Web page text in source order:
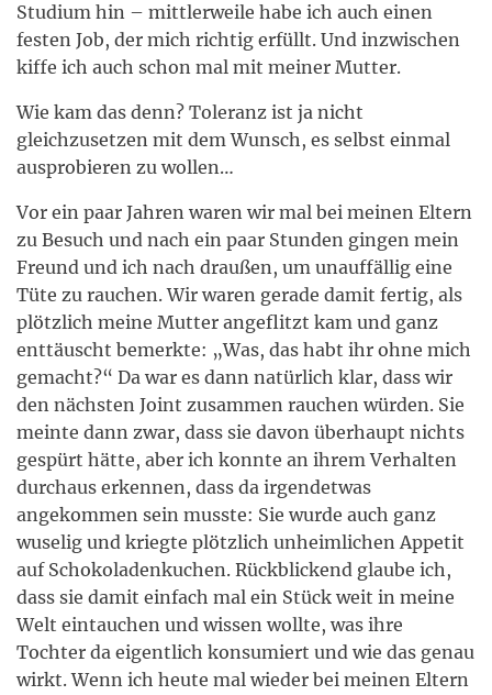
Studium hin – mittlerweile habe ich auch einen
festen Job, der mich richtig erfüllt. Und inzwischen
kiffe ich auch schon mal mit meiner Mutter.
Wie kam das denn? Toleranz ist ja nicht
gleichzusetzen mit dem Wunsch, es selbst einmal
ausprobieren zu wollen…
Vor ein paar Jahren waren wir mal bei meinen Eltern
zu Besuch und nach ein paar Stunden gingen mein
Freund und ich nach draußen, um unauffällig eine
Tüte zu rauchen. Wir waren gerade damit fertig, als
plötzlich meine Mutter angeflitzt kam und ganz
enttäuscht bemerkte: „Was, das habt ihr ohne mich
gemacht?“ Da war es dann natürlich klar, dass wir
den nächsten Joint zusammen rauchen würden. Sie
meinte dann zwar, dass sie davon überhaupt nichts
gespürt hätte, aber ich konnte an ihrem Verhalten
durchaus erkennen, dass da irgendetwas
angekommen sein musste: Sie wurde auch ganz
wuselig und kriegte plötzlich unheimlichen Appetit
auf Schokoladenkuchen. Rückblickend glaube ich,
dass sie damit einfach mal ein Stück weit in meine
Welt eintauchen und wissen wollte, was ihre
Tochter da eigentlich konsumiert und wie das genau
wirkt. Wenn ich heute mal wieder bei meinen Eltern